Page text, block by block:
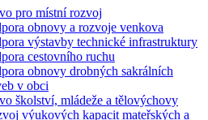
pro místní rozvoj
obnovy a rozvoje venkova
výstavby technické infrastruktury
cestovního ruchu
obnovy drobných sakrálních
v obci
školství, mládeže a tělovýchovy
výukových kapacit mateřských a